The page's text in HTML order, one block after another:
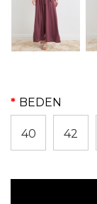
BEDEN
40 42